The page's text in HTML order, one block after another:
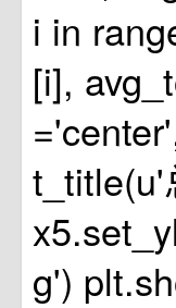
i in
[i],
t_title(u'
g')